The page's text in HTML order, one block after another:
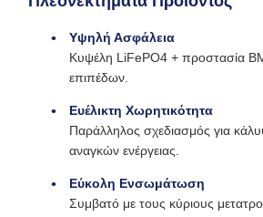
Υψηλή Ασφάλεια
Κυψέλη LiFePO4 + προστασία
επιπέδων.
Ευέλικτη Χωρητικότητα
Παράλληλος σχεδιασμός για
αναγκών ενέργειας.
Εύκολη Ενσωμάτωση
Συμβατό με τους κύριους